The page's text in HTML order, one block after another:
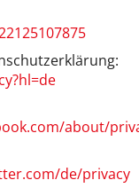
about/
de/privacy